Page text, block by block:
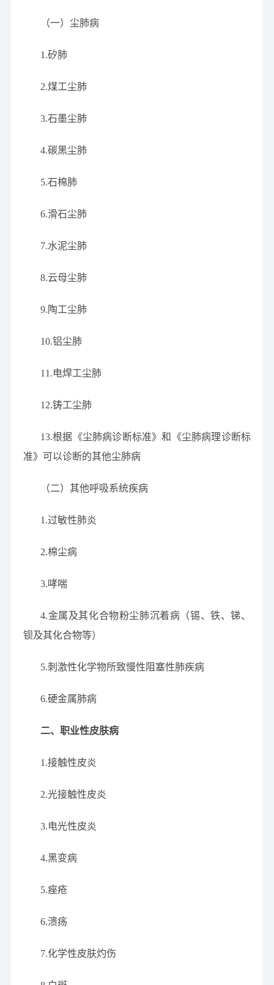
（一）尘肺病
1.矽肺
2.煤工尘肺
3.石墨尘肺
4.碳黑尘肺
5.石棉肺
6.滑石尘肺
7.水泥尘肺
8.云母尘肺
9.陶工尘肺
10.铝尘肺
11.电焊工尘肺
12.铸工尘肺
13.根据《尘肺病诊断标准》和《尘肺病理诊断标
准》可以诊断的其他尘肺病
（二）其他呼吸系统疾病
1.过敏性肺炎
2.棉尘病
3.哮喘
4.金属及其化合物粉尘肺沉着病（锡、铁、锑、
钡及其化合物等）
5.刺激性化学物所致慢性阻塞性肺疾病
6.硬金属肺病
二、职业性皮肤病
1.接触性皮炎
2.光接触性皮炎
3.电光性皮炎
4.黑变病
5.痤疮
6.溃疡
7.化学性皮肤灼伤